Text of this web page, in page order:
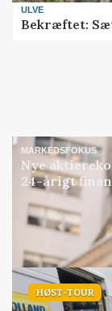
ULVE
Bekræftet:
MARKEDSFOKUS
Nye
24-årigt
HØST-TOUR